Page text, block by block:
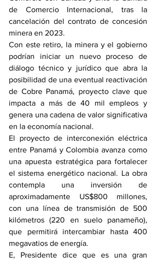
de Comercio Internacional, tras la
cancelación del contrato de concesión
minera en 2023.
Con este retiro, la minera y el gobierno
podrían iniciar un nuevo proceso de
diálogo técnico y jurídico que abra la
posibilidad de una eventual reactivación
de Cobre Panamá, proyecto clave que
impacta a más de 40 mil empleos y
genera una cadena de valor significativa
en la economía nacional.
El proyecto de interconexión eléctrica
entre Panamá y Colombia avanza como
una apuesta estratégica para fortalecer
el sistema energético nacional. La obra
contempla una inversión de
aproximadamente US$800 millones,
con una línea de transmisión de 500
kilómetros (220 en suelo panameño),
que permitirá intercambiar hasta 400
megavatios de energía.
E, Presidente dice que es una gran